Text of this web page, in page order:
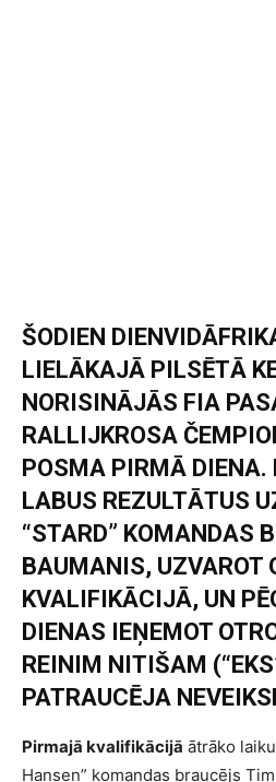
ŠODIEN
LIELĀKAJĀ PILSĒTĀ
NORISINĀJĀS FIA
RALLIJKROSA
POSMA PIRMĀ DIENA.
LABUS REZULTĀTUS
“STARD” KOMANDAS
BAUMANIS, UZVAROT
KVALIFIKĀCIJĀ, UN
DIENAS IEŅEMOT
REINIM NITIŠAM
PATRAUCĒJA
Pirmajā kvalifikācijā ātrāko
Hansen” komandas braucējs